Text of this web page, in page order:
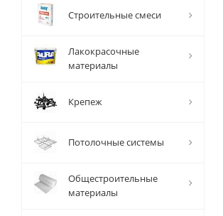
Строительные смеси
Лакокрасочные
материалы
Крепеж
Потолочные системы
Общестроительные
материалы